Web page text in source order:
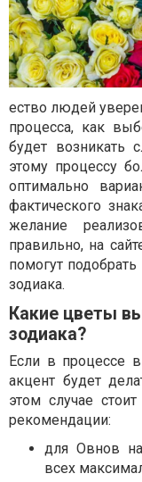
ество людей
процесса, как
будет возникать
этому процессу
оптимально
фактического
желание
правильно, на
помогут
зодиака.
Какие цветы
зодиака?
Если в процессе
акцент будет
этом случае
рекомендации:
для Овнов
всех